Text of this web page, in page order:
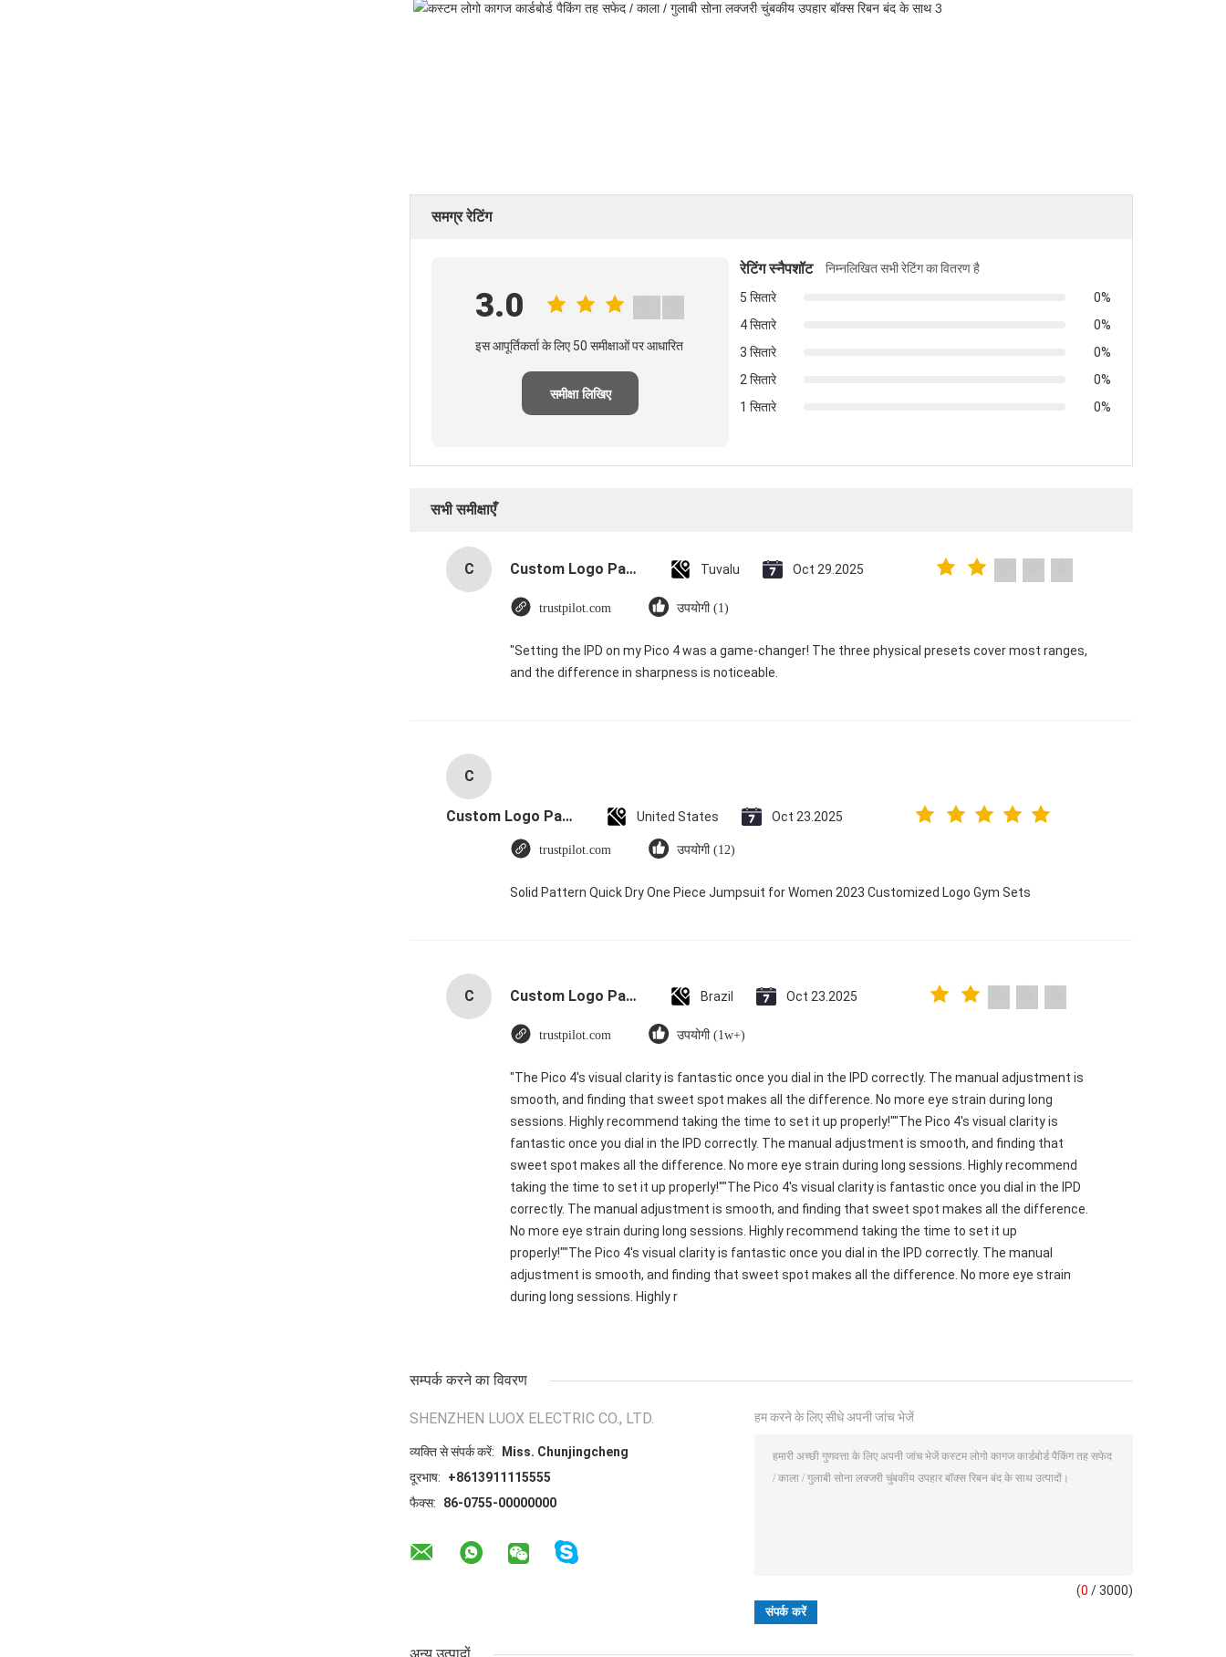
समग्र रेटिंग
3.0
इस आपूर्तिकर्ता के लिए 50 समीक्षाओं पर आधारित
समीक्षा लिखिए
रेटिंग स्नैपशॉट
निम्नलिखित सभी रेटिंग का वितरण है
5 सितारे
0%
4 सितारे
0%
3 सितारे
0%
2 सितारे
0%
1 सितारे
0%
सभी समीक्षाएँ
C Custom Logo Paper Cardboard Packing Folding White / Black / Rose Gold Luxury Magnetic Gift Box with Ribbon Closure Tuvalu Oct 29.2025
trustpilot.com उपयोगी (1)
"Setting the IPD on my Pico 4 was a game-changer! The three physical presets cover most ranges,
and the difference in sharpness is noticeable.
C
Custom Logo Paper Cardboard Packing Folding White / Black / Rose Gold Luxury Magnetic Gift Box with Ribbon Closure United States Oct 23.2025
trustpilot.com उपयोगी (12)
Solid Pattern Quick Dry One Piece Jumpsuit for Women 2023 Customized Logo Gym Sets
C Custom Logo Paper Cardboard Packing Folding White / Black / Rose Gold Luxury Magnetic Gift Box with Ribbon Closure Brazil Oct 23.2025
trustpilot.com उपयोगी (1w+)
"The Pico 4's visual clarity is fantastic once you dial in the IPD correctly. The manual adjustment is
smooth, and finding that sweet spot makes all the difference. No more eye strain during long
sessions. Highly recommend taking the time to set it up properly!""The Pico 4's visual clarity is
fantastic once you dial in the IPD correctly. The manual adjustment is smooth, and finding that
sweet spot makes all the difference. No more eye strain during long sessions. Highly recommend
taking the time to set it up properly!""The Pico 4's visual clarity is fantastic once you dial in the IPD
correctly. The manual adjustment is smooth, and finding that sweet spot makes all the difference.
No more eye strain during long sessions. Highly recommend taking the time to set it up
properly!""The Pico 4's visual clarity is fantastic once you dial in the IPD correctly. The manual
adjustment is smooth, and finding that sweet spot makes all the difference. No more eye strain
during long sessions. Highly r
सम्पर्क करने का विवरण
SHENZHEN LUOX ELECTRIC CO., LTD.
व्यक्ति से संपर्क करें:
Miss. Chunjingcheng
दूरभाष:
+8613911115555
फैक्स:
86-0755-00000000
हम करने के लिए सीधे अपनी जांच भेजें
(0 / 3000)